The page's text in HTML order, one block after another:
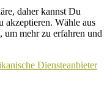
daher kannst Du
akzeptieren. Wähle aus
um mehr zu erfahren und
Diensteanbieter